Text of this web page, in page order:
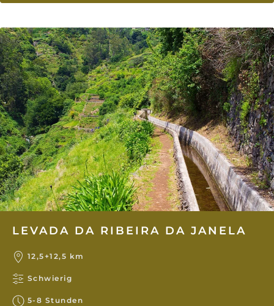
LEVADA DA RIBEIRA DA JANELA
12,5+12,5 km
Schwierig
5-8 Stunden